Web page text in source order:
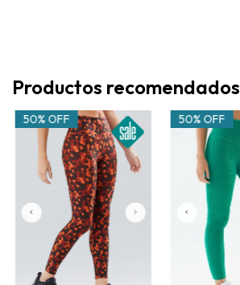
Productos recomendados
50% OFF 50% OFF